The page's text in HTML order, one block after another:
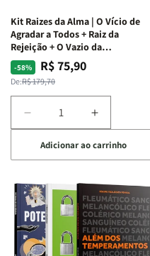
Kit Raizes da Alma | O Vício de
Agradar a Todos + Raiz da
Rejeição + O Vazio da
Insatisfação.
-58%
Preço
normal
De:R$ 179,70
Preço
promocional
R$ 75,90
Diminuir
a
quantidade
de
Raizes
da
Alma
|
O
Aumentar
a
quantidade
de
Raizes
da
Alma
|
O
Adicionar ao carrinho